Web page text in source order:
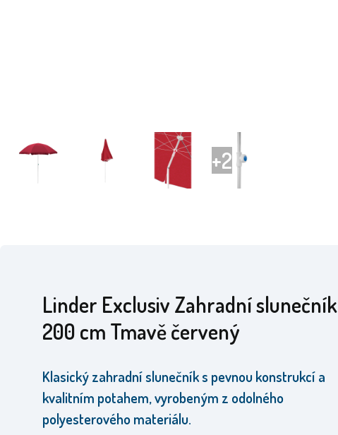
Linder Exclusiv Zahradní slunečník
200 cm Tmavě červený
Klasický zahradní slunečník s pevnou konstrukcí a
kvalitním potahem,vyrobeným z odolného
polyesterového materiálu.